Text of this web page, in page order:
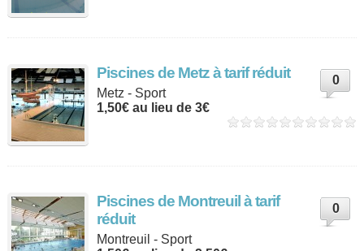
Piscines de Metz à tarif réduit
0
Metz - Sport
1,50€ au lieu de 3€
Piscines de Montreuil à tarif
réduit
0
Montreuil - Sport